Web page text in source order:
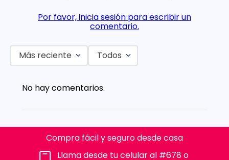
Por favor, inicia sesión para escribir un
comentario.
Más reciente Todos
No hay comentarios.
Compra fácil y seguro desde casa
Llama desde tu celular al #678 o